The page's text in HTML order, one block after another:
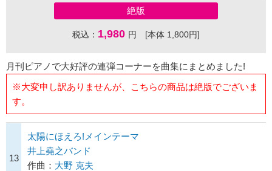
絶版
税込： 1,980 円 [本体 1,800円]
月刊ピアノで大好評の連弾コーナーを曲集にまとめました!
※大変申し訳ありませんが、こちらの商品は絶版でございま
す。
13
太陽にほえろ!メインテーマ
井上堯之バンド
作曲： 大野 克夫